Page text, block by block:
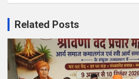
Related Posts